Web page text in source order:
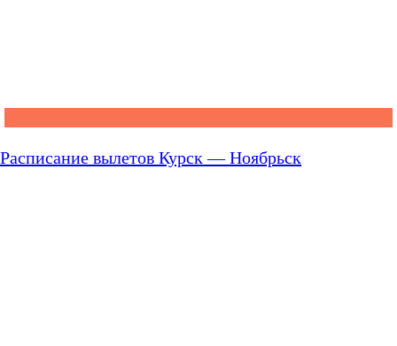
Расписание вылетов Курск — Ноябрьск